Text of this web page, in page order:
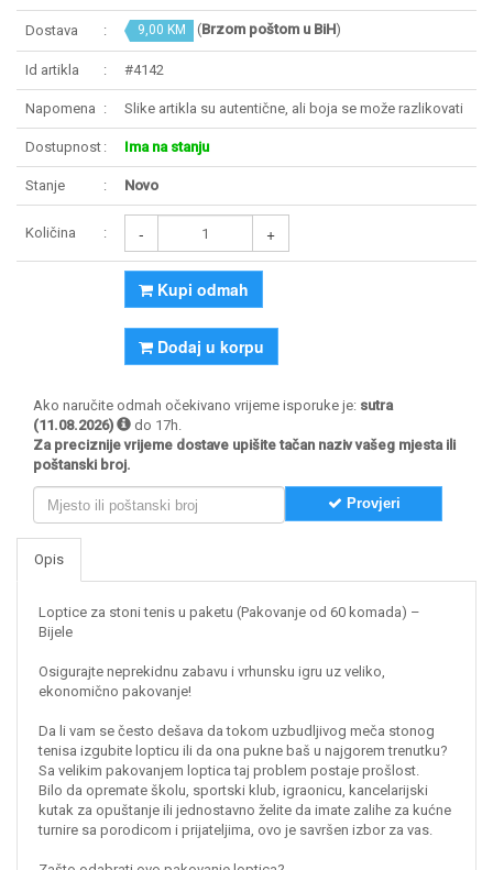
Dostava 9,00 KM (Brzom poštom u BiH)
Id artikla #4142
Napomena Slike artikla su autentične, ali boja se može razlikovati
Dostupnost Ima na stanju
Stanje Novo
Količina - +
Kupi odmah
Dodaj u korpu
Ako naručite odmah očekivano vrijeme isporuke je: sutra
(11.08.2026)
do 17h.
Za preciznije vrijeme dostave upišite tačan naziv vašeg mjesta ili
poštanski broj.
Provjeri
Opis
Loptice za stoni tenis u paketu (Pakovanje od 60 komada) –
Bijele
​Osigurajte neprekidnu zabavu i vrhunsku igru uz veliko,
ekonomično pakovanje!
​Da li vam se često dešava da tokom uzbudljivog meča stonog
tenisa izgubite lopticu ili da ona pukne baš u najgorem trenutku?
Sa velikim pakovanjem loptica taj problem postaje prošlost.
Bilo da opremate školu, sportski klub, igraonicu, kancelarijski
kutak za opuštanje ili jednostavno želite da imate zalihe za kućne
turnire sa porodicom i prijateljima, ovo je savršen izbor za vas.